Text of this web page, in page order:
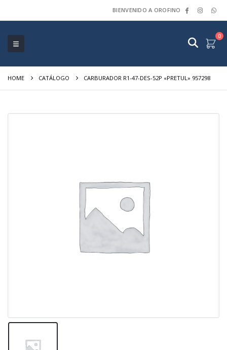
BIENVENIDO A OROFINO
0
HOME CATÁLOGO CARBURADOR R1-47-DES-52P «PRETUL» 957298